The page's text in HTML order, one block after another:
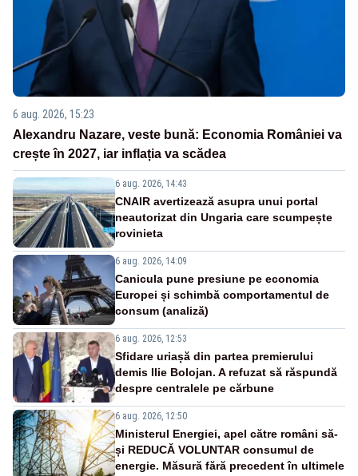
6 aug. 2026, 15:23
Alexandru Nazare, veste bună: Economia României va
crește în 2027, iar inflația va scădea
6 aug. 2026, 14:43
CNAIR avertizează asupra unui portal
neautorizat din Ungaria care scumpește
rovinieta
6 aug. 2026, 14:09
Canicula pune presiune pe economia
Europei și schimbă comportamentul de
consum (analiză)
6 aug. 2026, 12:53
Sfidare uriașă din partea premierului
demis Ilie Bolojan. A refuzat să răspundă
despre centralele pe cărbune
6 aug. 2026, 12:50
Ministerul Energiei, apel către români să-
și REDUCĂ VOLUNTAR consumul de
energie. Măsură fără precedent în ultimele